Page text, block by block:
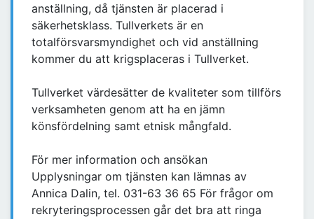
anställning, då tjänsten är placerad i
säkerhetsklass. Tullverkets är en
totalförsvarsmyndighet och vid anställning
kommer du att krigsplaceras i Tullverket.
Tullverket värdesätter de kvaliteter som tillförs
verksamheten genom att ha en jämn
könsfördelning samt etnisk mångfald.
För mer information och ansökan
Upplysningar om tjänsten kan lämnas av
Annica Dalin, tel. 031-63 36 65 För frågor om
rekryteringsprocessen går det bra att ringa